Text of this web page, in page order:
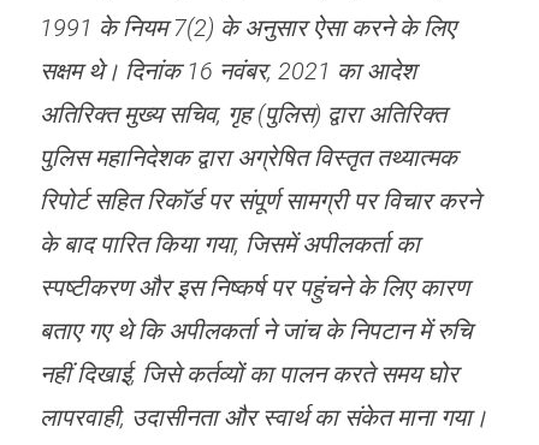
1991 के नियम 7(2) के अनुसार ऐसा करने के लिए
सक्षम थे। दिनांक 16 नवंबर, 2021 का आदेश
अतिरिक्त मुख्य सचिव, गृह (पुलिस) द्वारा अतिरिक्त
पुलिस महानिदेशक द्वारा अग्रेषित विस्तृत तथ्यात्मक
रिपोर्ट सहित रिकॉर्ड पर संपूर्ण सामग्री पर विचार करने
के बाद पारित किया गया, जिसमें अपीलकर्ता का
स्पष्टीकरण और इस निष्कर्ष पर पहुंचने के लिए कारण
बताए गए थे कि अपीलकर्ता ने जांच के निपटान में रुचि
नहीं दिखाई, जिसे कर्तव्यों का पालन करते समय घोर
लापरवाही, उदासीनता और स्वार्थ का संकेत माना गया।